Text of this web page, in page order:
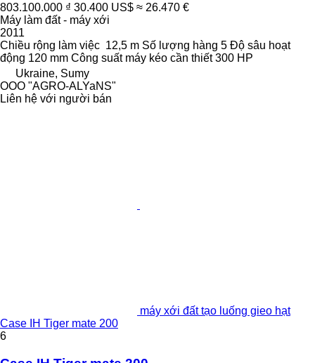
803.100.000 ₫ 30.400 US$ ≈ 26.470 €
Máy làm đất - máy xới
2011
Chiều rộng làm việc 12,5 m Số lượng hàng 5 Độ sâu hoạt
động 120 mm Công suất máy kéo cần thiết 300 HP
Ukraine, Sumy
OOO "AGRO-ALYaNS"
Liên hệ với người bán
máy xới đất tạo luống gieo hạt
Case IH Tiger mate 200
6